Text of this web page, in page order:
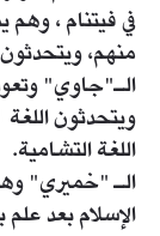
منهم،
الـ"جاوي"
ويتحدثون
اللغة التشامية.
الـ "خميري"
الإسلام بعد